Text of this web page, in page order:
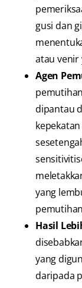
gusi dan
atau venir
Agen
dipantau
yang
Hasil
yang
daripada